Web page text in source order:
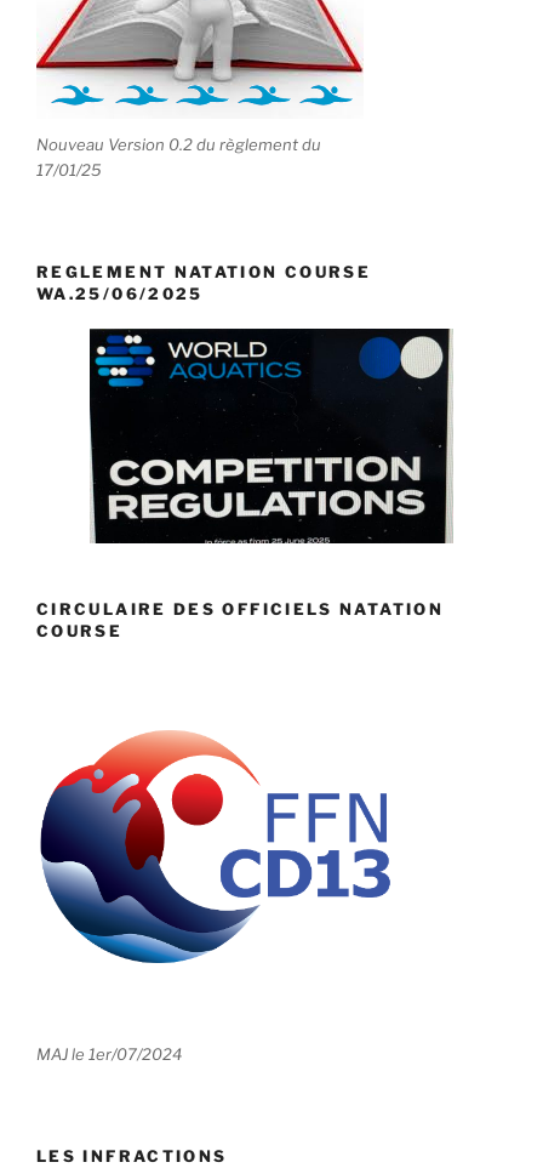
Nouveau Version 0.2 du règlement du
17/01/25
REGLEMENT NATATION COURSE
WA.25/06/2025
CIRCULAIRE DES OFFICIELS NATATION
COURSE
MAJ le 1er/07/2024
LES INFRACTIONS